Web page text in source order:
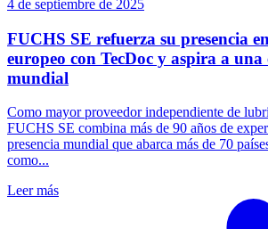
4 de septiembre de 2025
FUCHS SE refuerza su presencia
europeo con TecDoc y aspira a una
mundial
Como mayor proveedor independiente de
FUCHS SE combina más de 90 años de
presencia mundial que abarca más de 70
como...
Leer más